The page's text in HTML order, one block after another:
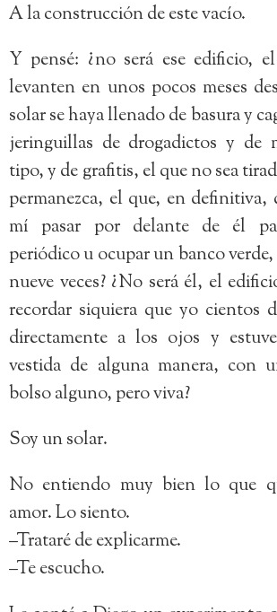
A la construcción de este vacío.
Y pensé: ¿no será ese edificio,
levanten en unos pocos meses
solar se haya llenado de basura y
jeringuillas de drogadictos y de
tipo, y de grafitis, el que no sea
permanezca, el que, en definitiva,
mí pasar por delante de él
periódico u ocupar un banco
nueve veces? ¿No será él, el
recordar siquiera que yo cientos
directamente a los ojos y
vestida de alguna manera, con
bolso alguno, pero viva?
Soy un solar.
No entiendo muy bien lo que
amor. Lo siento.
–Trataré de explicarme.
–Te escucho.